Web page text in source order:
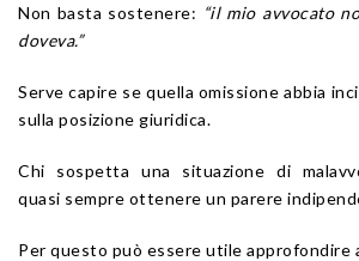
Non basta sostenere: “il mio avvocato
doveva.”
Serve capire se quella omissione abbia
sulla posizione giuridica.
Chi sospetta una situazione di
quasi sempre ottenere un parere
Per questo può essere utile approfondire